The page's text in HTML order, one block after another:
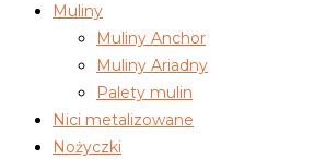
Muliny
Muliny Anchor
Muliny Ariadny
Palety mulin
Nici metalizowane
Nożyczki